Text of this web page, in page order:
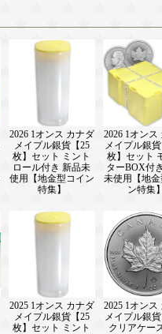
2026 1オンス カナダ
メイプル銀貨【25
枚】セット ミント
ロール付き 新品未
使用【地金型コイン
特集】
2026 1オンス
メイプル銀
枚】セット
ターBOX付
未使用【地金
ン特集】
2025 1オンス カナダ
メイプル銀貨【25
枚】セット ミント
2025 1オンス
メイプル銀貨
クリアケー